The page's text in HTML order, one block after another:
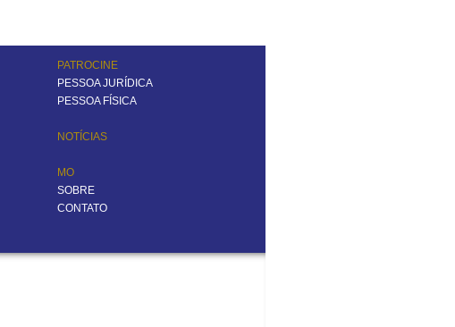
PATROCINE
PESSOA JURÍDICA
PESSOA FÍSICA
NOTÍCIAS
MO
SOBRE
CONTATO